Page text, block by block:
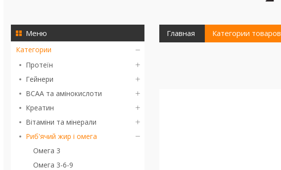
Категории
Протеїн
Гейнери
BCAA та амінокислоти
Креатин
Вітаміни та мінерали
Риб'ячий жир і омега
Омега 3
Омега 3-6-9
Главная Категории товаров